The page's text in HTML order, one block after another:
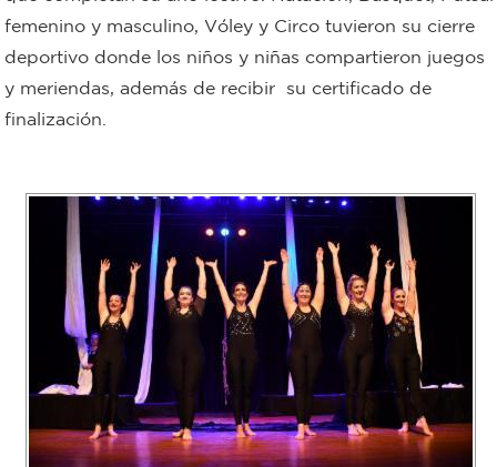
Mi
bondi
estudiantil
Recorrido
colectivos
Recarga
SUBE
femenino y masculino, Vóley y Circo tuvieron su cierre
deportivo donde los niños y niñas compartieron juegos
y meriendas, además de recibir su certificado de
finalización.